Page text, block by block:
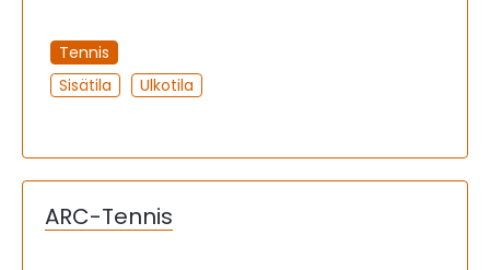
Tennis
Sisätila
Ulkotila
ARC-Tennis